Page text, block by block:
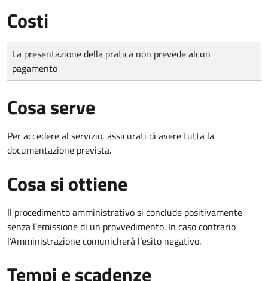
Costi
Tipo di pagamento
Importo
La presentazione della pratica non prevede alcun
pagamento
Cosa serve
Per accedere al servizio, assicurati di avere tutta la
documentazione prevista.
Cosa si ottiene
Il procedimento amministrativo si conclude positivamente
senza l’emissione di un provvedimento. In caso contrario
l’Amministrazione comunicherà l’esito negativo.
Tempi e scadenze